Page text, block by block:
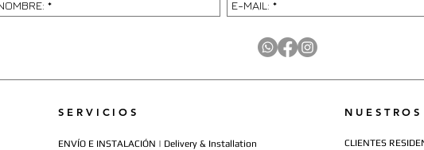
SERVICIOS
ENVÍO E INSTALACIÓN | Delivery & Installation CLIENTES